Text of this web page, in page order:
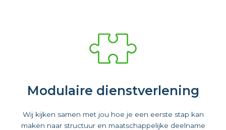
Modulaire dienstverlening
Wij kijken samen met jou hoe je een eerste stap kan
maken naar structuur en maatschappelijke deelname